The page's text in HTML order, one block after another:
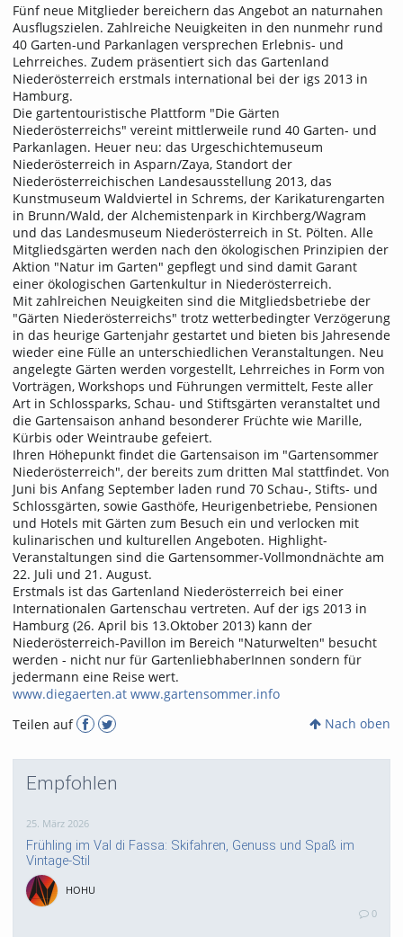
Fünf neue Mitglieder bereichern das Angebot an naturnahen
Ausflugszielen. Zahlreiche Neuigkeiten in den nunmehr rund
40 Garten-und Parkanlagen versprechen Erlebnis- und
Lehrreiches. Zudem präsentiert sich das Gartenland
Niederösterreich erstmals international bei der igs 2013 in
Hamburg.
Die gartentouristische Plattform "Die Gärten
Niederösterreichs" vereint mittlerweile rund 40 Garten- und
Parkanlagen. Heuer neu: das Urgeschichtemuseum
Niederösterreich in Asparn/Zaya, Standort der
Niederösterreichischen Landesausstellung 2013, das
Kunstmuseum Waldviertel in Schrems, der Karikaturengarten
in Brunn/Wald, der Alchemistenpark in Kirchberg/Wagram
und das Landesmuseum Niederösterreich in St. Pölten. Alle
Mitgliedsgärten werden nach den ökologischen Prinzipien der
Aktion "Natur im Garten" gepflegt und sind damit Garant
einer ökologischen Gartenkultur in Niederösterreich.
Mit zahlreichen Neuigkeiten sind die Mitgliedsbetriebe der
"Gärten Niederösterreichs" trotz wetterbedingter Verzögerung
in das heurige Gartenjahr gestartet und bieten bis Jahresende
wieder eine Fülle an unterschiedlichen Veranstaltungen. Neu
angelegte Gärten werden vorgestellt, Lehrreiches in Form von
Vorträgen, Workshops und Führungen vermittelt, Feste aller
Art in Schlossparks, Schau- und Stiftsgärten veranstaltet und
die Gartensaison anhand besonderer Früchte wie Marille,
Kürbis oder Weintraube gefeiert.
Ihren Höhepunkt findet die Gartensaison im "Gartensommer
Niederösterreich", der bereits zum dritten Mal stattfindet. Von
Juni bis Anfang September laden rund 70 Schau-, Stifts- und
Schlossgärten, sowie Gasthöfe, Heurigenbetriebe, Pensionen
und Hotels mit Gärten zum Besuch ein und verlocken mit
kulinarischen und kulturellen Angeboten. Highlight-
Veranstaltungen sind die Gartensommer-Vollmondnächte am
22. Juli und 21. August.
Erstmals ist das Gartenland Niederösterreich bei einer
Internationalen Gartenschau vertreten. Auf der igs 2013 in
Hamburg (26. April bis 13.Oktober 2013) kann der
Niederösterreich-Pavillon im Bereich "Naturwelten" besucht
werden - nicht nur für GartenliebhaberInnen sondern für
jedermann eine Reise wert.
www.diegaerten.at www.gartensommer.info
Teilen auf
Nach oben
Empfohlen
25. März 2026
Frühling im Val di Fassa: Skifahren, Genuss und Spaß im
Vintage-Stil
HOHU
0